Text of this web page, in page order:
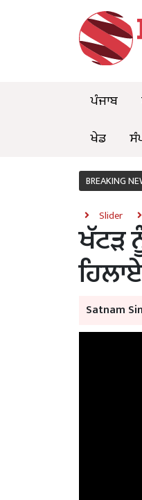
ਪੰਜਾਬ
ਖੇਡ
BREAKING
Slider
ਖੱਟੜ
ਹਿਲਾਏ
Satnam